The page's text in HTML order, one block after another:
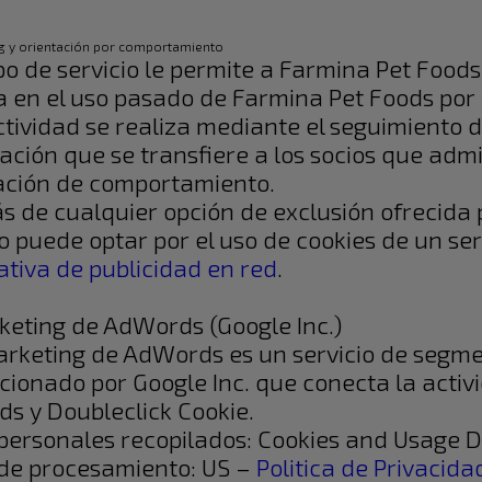
y orientación por comportamiento
de servicio le permite a Farmina Pet
en el uso pasado de Farmina Pet Foods
se realiza mediante el seguimiento
que se transfiere a los socios que
de comportamiento.
de cualquier opción de exclusión
puede optar por el uso de cookies de un
de publicidad en red
de AdWords (Google Inc.)
de AdWords es un servicio de
por Google Inc. que conecta la
y Doubleclick Cookie.
recopilados: Cookies and Usage
procesamiento: US – Politica de